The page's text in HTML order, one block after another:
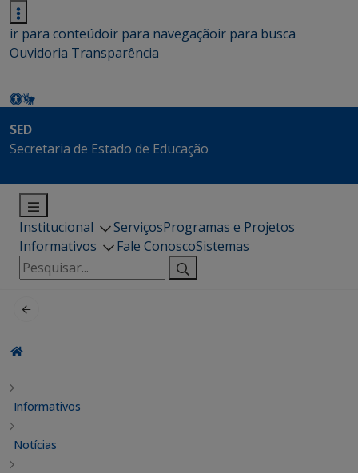
ir para conteúdoir para navegaçãoir para busca
Ouvidoria Transparência
SED
Secretaria de Estado de Educação
Institucional ServiçosProgramas e Projetos
Informativos
Fale ConoscoSistemas
Pesquisar
por:
Informativos
Notícias